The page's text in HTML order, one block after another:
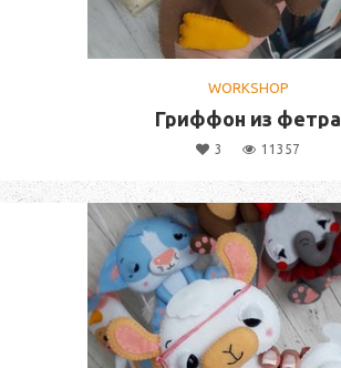
WORKSHOP
Гриффон из фетра
3 11357